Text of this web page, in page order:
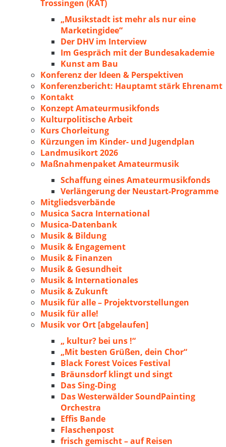
Trossingen (KAT)
„Musikstadt ist mehr als nur eine
Marketingidee“
Der DHV im Interview
Im Gespräch mit der Bundesakademie
Kunst am Bau
Konferenz der Ideen & Perspektiven
Konferenzbericht: Hauptamt stärk Ehrenamt
Kontakt
Konzept Amateurmusikfonds
Kulturpolitische Arbeit
Kurs Chorleitung
Kürzungen im Kinder- und Jugendplan
Landmusikort 2026
Maßnahmenpaket Amateurmusik
Schaffung eines Amateurmusikfonds
Verlängerung der Neustart-Programme
Mitgliedsverbände
Musica Sacra International
Musica-Datenbank
Musik & Bildung
Musik & Engagement
Musik & Finanzen
Musik & Gesundheit
Musik & Internationales
Musik & Zukunft
Musik für alle – Projektvorstellungen
Musik für alle!
Musik vor Ort [abgelaufen]
„ kultur? bei uns !“
„Mit besten Grüßen, dein Chor“
Black Forest Voices Festival
Bräunsdorf klingt und singt
Das Sing-Ding
Das Westerwälder SoundPainting
Orchestra
Effis Bande
Flaschenpost
frisch gemischt – auf Reisen